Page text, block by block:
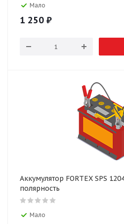
Мало
1 250 ₽
Аккумулятор FORTEX SPS
полярность
Мало